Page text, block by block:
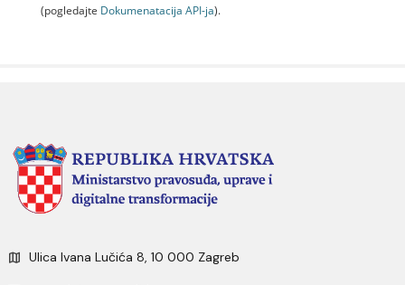
(pogledajte Dokumenаtаcijа API-jа).